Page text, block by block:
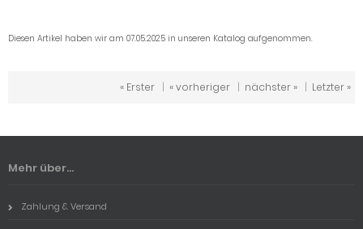
Diesen Artikel haben wir am 07.05.2025 in unseren Katalog aufgenommen.
« Erster | « vorheriger | nächster » | Letzter »
Mehr über...
Zahlung & Versand